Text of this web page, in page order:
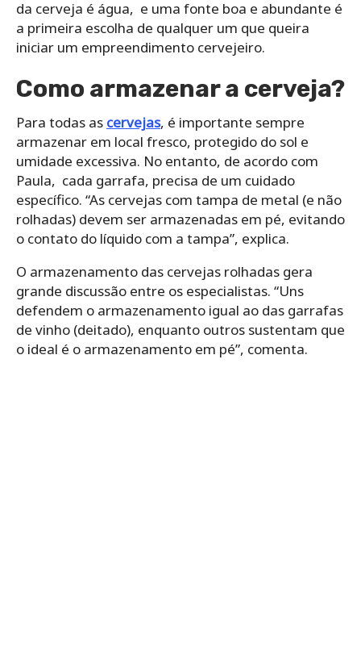
da cerveja é água, e uma fonte boa e abundante é
a primeira escolha de qualquer um que queira
iniciar um empreendimento cervejeiro.
Como armazenar a cerveja?
Para todas as cervejas, é importante sempre
armazenar em local fresco, protegido do sol e
umidade excessiva. No entanto, de acordo com
Paula, cada garrafa, precisa de um cuidado
específico. “As cervejas com tampa de metal (e não
rolhadas) devem ser armazenadas em pé, evitando
o contato do líquido com a tampa”, explica.
O armazenamento das cervejas rolhadas gera
grande discussão entre os especialistas. “Uns
defendem o armazenamento igual ao das garrafas
de vinho (deitado), enquanto outros sustentam que
o ideal é o armazenamento em pé”, comenta.